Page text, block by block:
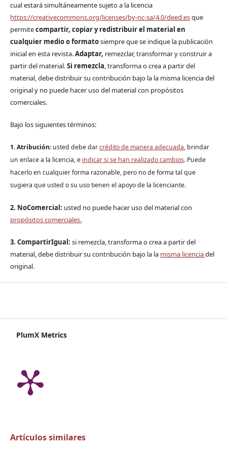
cual estará simultáneamente sujeto a la licencia
https://creativecommons.org/licenses/by-nc-sa/4.0/deed.esque
permitecompartir, copiar y redistribuir el material en
cualquier medio o formatosiempre que se indique la publicación
inicial en esta revista.Adaptar, remezclar, transformar y construir a
partir del material.Si remezcla, transforma o crea a partir del
material, debe distribuir su contribución bajo la la misma licencia del
original y no puede hacer uso del material con propósitos
comerciales.
Bajo los siguientes términos:
1. Atribución: usted debe darcrédito de manera adecuada, brindar
un enlace a la licencia, e indicar si se han realizado cambios. Puede
hacerlo en cualquier forma razonable, pero no de forma tal que
sugiera que usted o su uso tienen el apoyo de la licenciante.
2. NoComercial: usted no puede hacer uso del material con
propósitos comerciales.
3. CompartirIgual: si remezcla, transforma o crea a partir del
material, debe distribuir su contribución bajo la la misma licenciadel
original.
PlumX Metrics
Artículos similares